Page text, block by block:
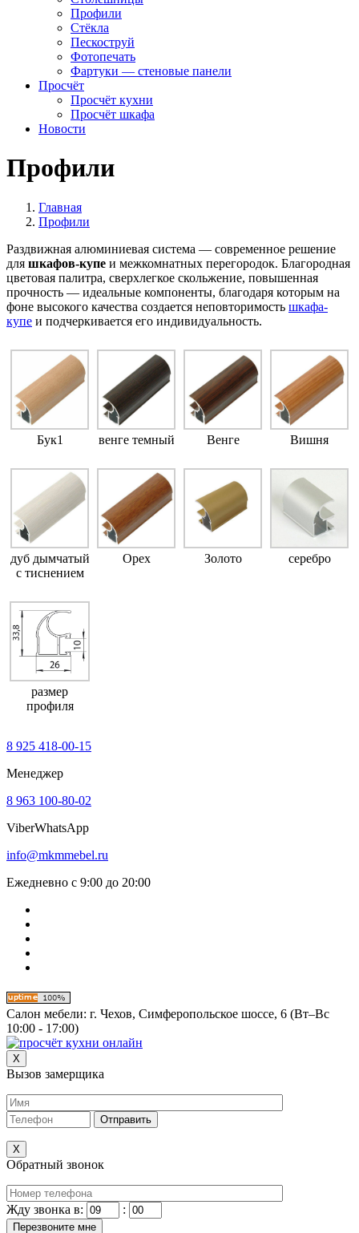
Профили
Стёкла
Пескоструй
Фотопечать
Фартуки — стеновые панели
Просчёт
Просчёт кухни
Просчёт шкафа
Новости
Профили
Главная
Профили
Раздвижная алюминиевая система — современное решение
для шкафов-купе и межкомнатных перегородок. Благородная
цветовая палитра, сверхлегкое скольжение, повышенная
прочность — идеальные компоненты, благодаря которым на
фоне высокого качества создается неповторимость шкафа-
купе и подчеркивается его индивидуальность.
Бук1 венге темный Венге Вишня
дуб дымчатый
с тиснением
Орех Золото серебро
размер
профиля
8 925 418-00-15
Менеджер
8 963 100-80-02
ViberWhatsApp
info@mkmmebel.ru
Ежедневно с 9:00 до 20:00
Салон мебели: г. Чехов, Симферопольское шоссе, 6 (Вт–Вс
10:00 - 17:00)
X
Вызов замерщика
X
Обратный звонок
Жду звонка в: :